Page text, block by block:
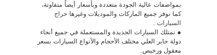
بمواصفات عالية الجودة متعددة وبأسعار أيضاً متفاوتة،
كما نوفر جميع الماركات والموديلات وغيرها حراج
السيارات .
● نمتلك السيارات الجديدة والمستعملة في جميع أنحاء
دولة جابر العلي مختلف الأحجام والأنواع السيارات بسعر
معقول ورخيص.